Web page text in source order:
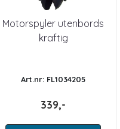
Motorspyler utenbords
kraftig
Art.nr: FL1034205
339,-